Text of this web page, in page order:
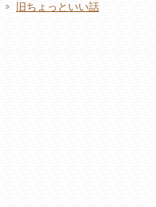
旧ちょっといい話